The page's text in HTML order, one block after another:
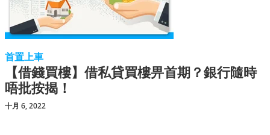
首置上車
【借錢買樓】借私貸買樓畀首期？銀行隨時
唔批按揭！
十月 6, 2022